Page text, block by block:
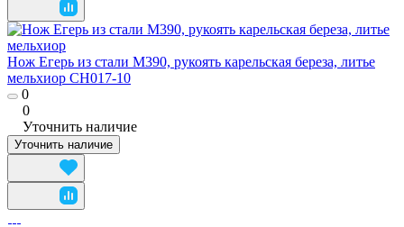
Нож Егерь из стали M390, рукоять карельская береза, литье
мельхиор CH017-10
0
0
Уточнить наличие
Уточнить наличие